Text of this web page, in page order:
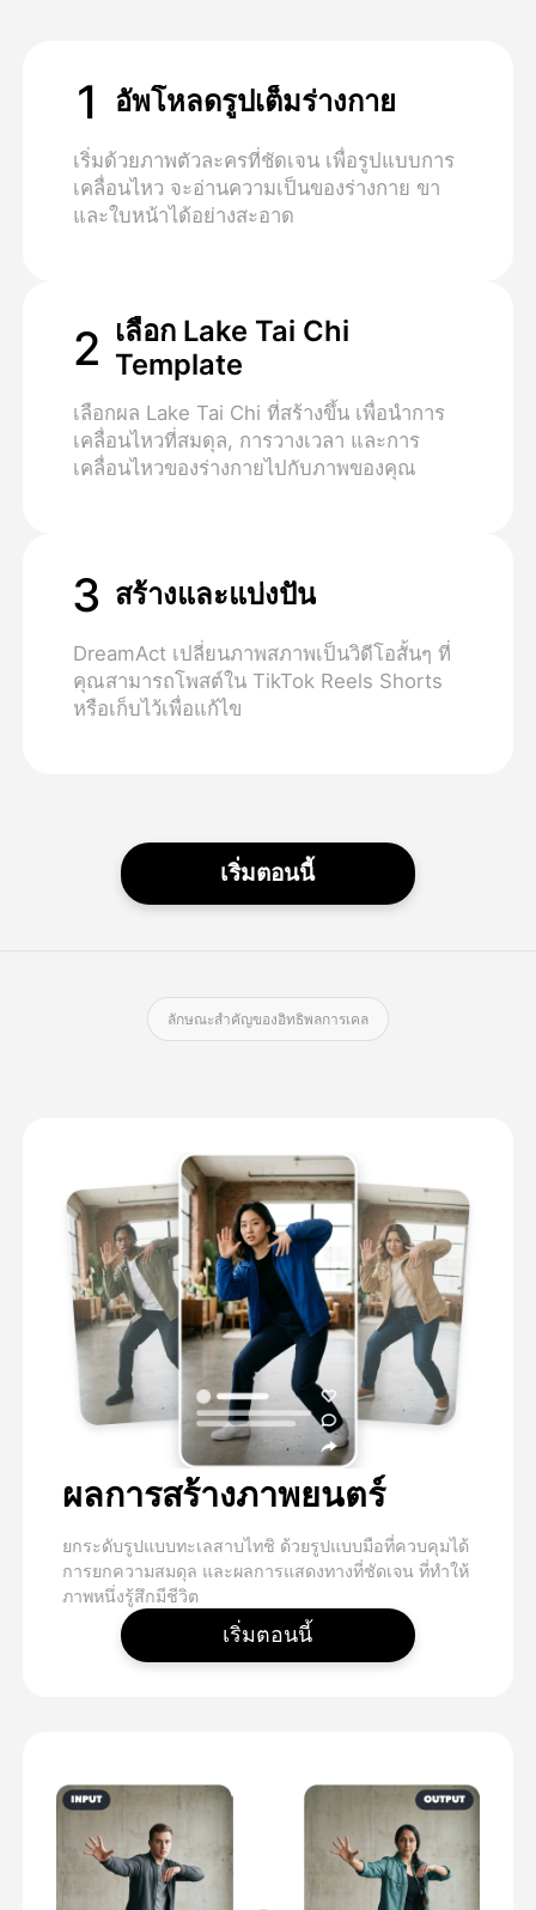
1 อัพโหลดรูปเต็มร่างกาย
เริ่มด้วยภาพตัวละครที่ชัดเจน เพื่อรูปแบบการ
เคลื่อนไหว จะอ่านความเป็นของร่างกาย ขา
และใบหน้าได้อย่างสะอาด
2 เลือก Lake Tai Chi
Template
เลือกผล Lake Tai Chi ที่สร้างขึ้น เพื่อนําการ
เคลื่อนไหวที่สมดุล, การวางเวลา และการ
เคลื่อนไหวของร่างกายไปกับภาพของคุณ
3 สร้างและแบ่งปัน
DreamAct เปลี่ยนภาพสภาพเป็นวิดีโอสั้นๆ ที่
คุณสามารถโพสต์ใน TikTok Reels Shorts
หรือเก็บไว้เพื่อแก้ไข
เริ่มตอนนี้
ลักษณะสําคัญของอิทธิพลการเคล
ผลการสร้างภาพยนตร์
ยกระดับรูปแบบทะเลสาบไทชิ ด้วยรูปแบบมือที่ควบคุมได้
การยกความสมดุล และผลการแสดงทางที่ชัดเจน ที่ทําให้
ภาพหนึ่งรู้สึกมีชีวิต
เริ่มตอนนี้